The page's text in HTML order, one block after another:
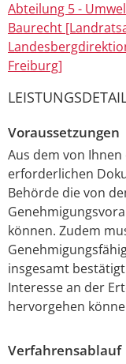
Abteilung 5 -
Baurecht
Freiburg]
Voraussetzungen
Aus dem von
erforderlichen
Behörde die von
können. Zudem
insgesamt
Interesse an der
hervorgehen
Verfahrensablauf